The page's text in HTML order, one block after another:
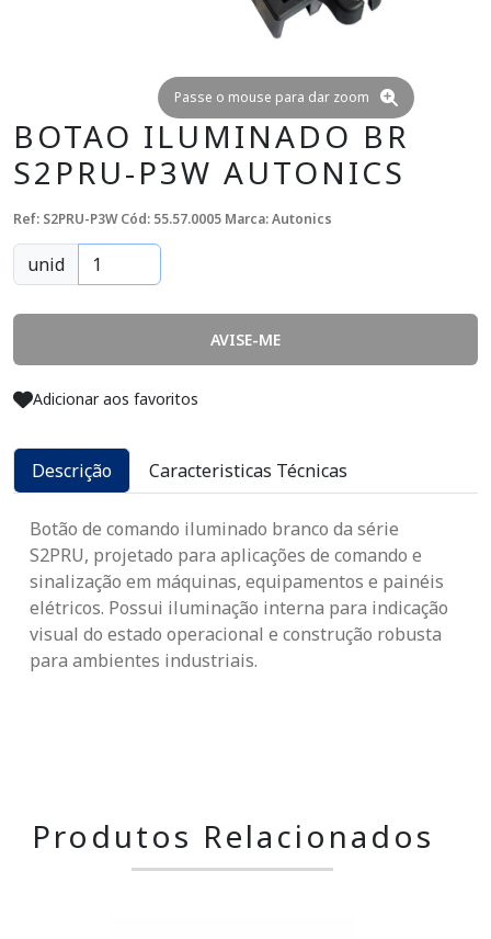
Passe o mouse para dar zoom
BOTAO ILUMINADO BR
S2PRU-P3W AUTONICS
Ref: S2PRU-P3W Cód: 55.57.0005 Marca: Autonics
unid
AVISE-ME
Adicionar aos favoritos
Descrição Caracteristicas Técnicas
Botão de comando iluminado branco da série
S2PRU, projetado para aplicações de comando e
sinalização em máquinas, equipamentos e painéis
elétricos. Possui iluminação interna para indicação
visual do estado operacional e construção robusta
para ambientes industriais.
Produtos Relacionados